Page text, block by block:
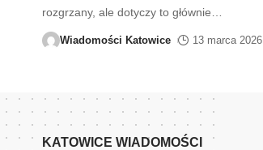
rozgrzany, ale dotyczy to głównie
Wiadomości Katowice 13 marca 2026
KATOWICE WIADOMOŚCI